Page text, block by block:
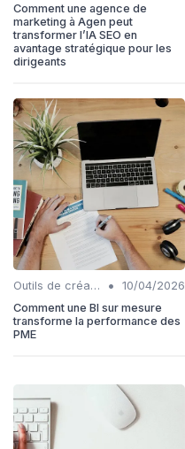
Comment une agence de
marketing à Agen peut
transformer l’IA SEO en
avantage stratégique pour les
dirigeants
Outils de création de contenu automatisés •
10/04/2026
Comment une BI sur mesure
transforme la performance des
PME